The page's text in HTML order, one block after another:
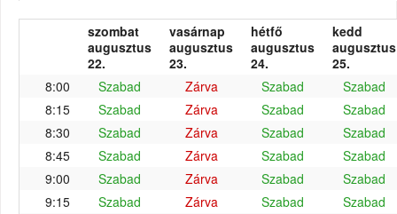
szombat
augusztus
22.
vasárnap
augusztus
23.
hétfő
augusztus
24.
kedd
augusztus
25.
8:00
Szabad Zárva Szabad
Szabad
8:15
Szabad Zárva Szabad
Szabad
8:30
Szabad Zárva Szabad
Szabad
8:45
Szabad Zárva Szabad
Szabad
9:00
Szabad Zárva Szabad
Szabad
9:15
Szabad Zárva Szabad
Szabad